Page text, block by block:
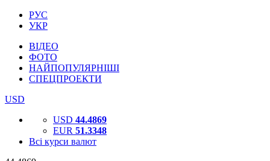
РУС
УКР
ВІДЕО
ФОТО
НАЙПОПУЛЯРНІШІ
СПЕЦПРОЕКТИ
USD
USD 44.4869
EUR 51.3348
Всі курси валют